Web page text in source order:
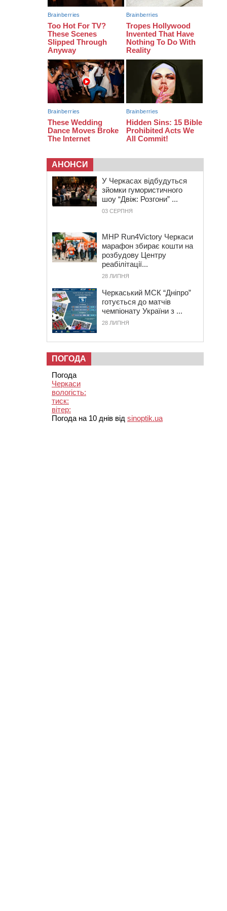
тис грн штрафу за незаконні зміни
до договору
08:20
Обрано претендента на посаду
директора Мокрокалигірського
психоневрологічного інтернату
07:23 Уманські міграційники видворили з
країни грузина, який відсидів
термін у колонії
АНОНСИ
У Черкасах відбудуться
зйомки гумористичного
шоу “Двіж: Розгони” ...
03 СЕРПНЯ
MHP Run4Victory Черкаси
марафон збирає кошти на
розбудову Центру
реабілітації...
28 ЛИПНЯ
Черкаський МСК “Дніпро”
готується до матчів
чемпіонату України з ...
28 ЛИПНЯ
ПОГОДА
Погода
Черкаси
вологість:
тиск:
вітер:
Погода на 10 днів від sinoptik.ua